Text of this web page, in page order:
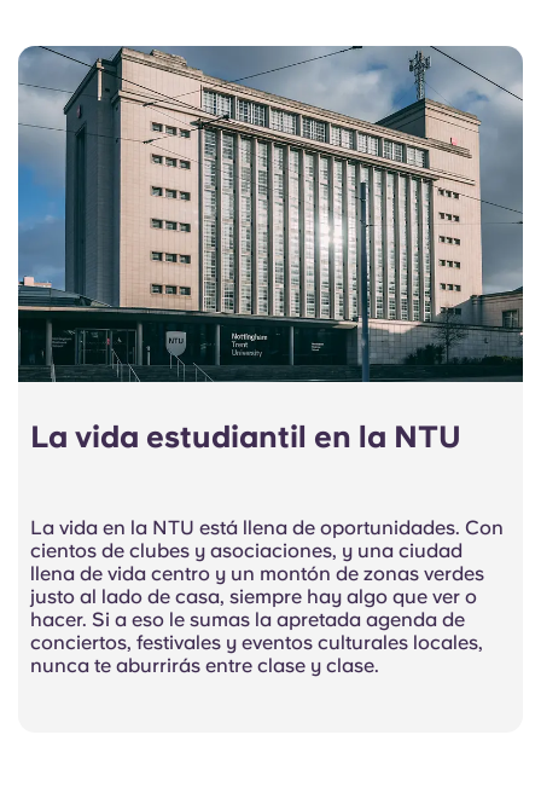
La vida estudiantil en la NTU
La vida en la NTU está llena de oportunidades. Con
cientos de clubes y asociaciones, y una ciudad
llena de vida centro y un montón de zonas verdes
justo al lado de casa, siempre hay algo que ver o
hacer. Si a eso le sumas la apretada agenda de
conciertos, festivales y eventos culturales locales,
nunca te aburrirás entre clase y clase.